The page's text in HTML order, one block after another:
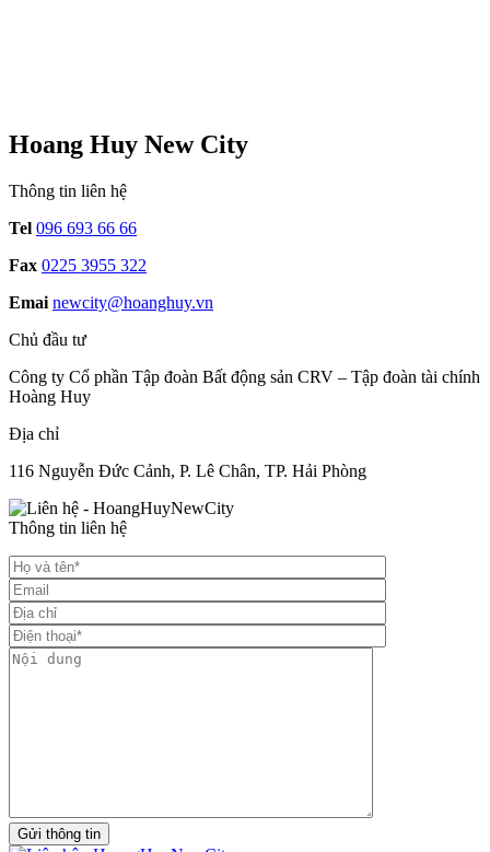
Hoang Huy New City
Thông tin liên hệ
Tel 096 693 66 66
Fax 0225 3955 322
Emai newcity@hoanghuy.vn
Chủ đầu tư
Công ty Cổ phần Tập đoàn Bất động sản CRV – Tập đoàn tài chính
Hoàng Huy
Địa chỉ
116 Nguyễn Đức Cảnh, P. Lê Chân, TP. Hải Phòng
Thông tin liên hệ
Gửi thông tin